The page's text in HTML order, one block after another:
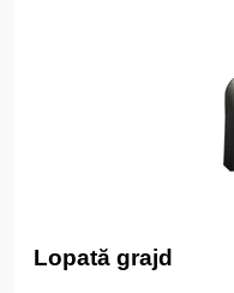
Lopată grajd